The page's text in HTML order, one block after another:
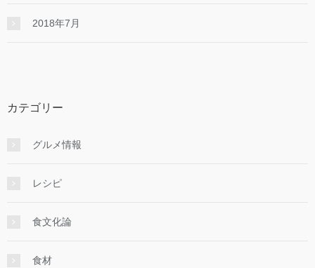
2018年7月
カテゴリー
グルメ情報
レシピ
食文化論
食材